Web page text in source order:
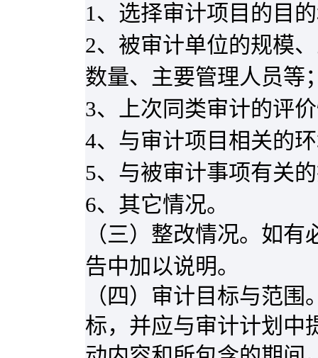
1、选择审计项目的目
2、被审计单位的规模
数量、主要管理人员等
3、上次同类审计的评
4、与审计项目相关的
5、与被审计事项有关
6、其它情况。
（三）整改情况。如
告中加以说明。
（四）审计目标与范
标，并应与审计计划中